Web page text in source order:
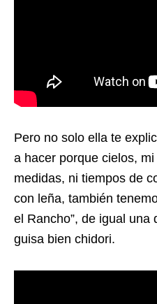
Pero no solo ella te
a hacer porque cielos,
medidas, ni tiempos de
con leña, también
el Rancho”, de igual una
guisa bien chidori.